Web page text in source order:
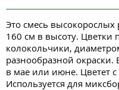
Это смесь высокорослых
160 см в высоту. Цветки
колокольчики,
разнообразной
в мае или июне. Цветет
Используется для